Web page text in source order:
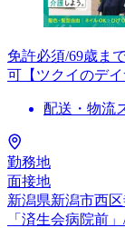
免許必須/69歳ま
可【ツクイのデイ
配送・物流
勤務地
面接地
新潟県新潟市西
「済生会病院前